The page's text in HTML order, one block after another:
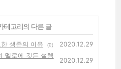
테고리의 다른 글
생존의 이유 (0)
2020.12.29
멜로에 깃든 설렘
2020.12.29